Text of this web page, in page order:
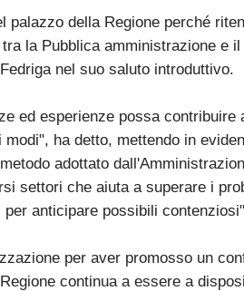
palazzo della Regione perché
la Pubblica amministrazione e
nel suo saluto introduttivo.
ed esperienze possa contribuire
ha detto, mettendo in
adottato
settori che aiuta a superare i
anticipare possibili
per aver promosso un
continua a essere a